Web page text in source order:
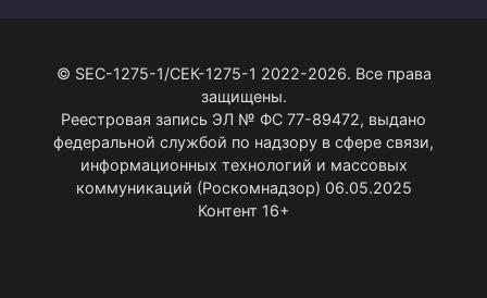
© SEC-1275-1/СЕК-1275-1 2022-2026. Все права
защищены.
Реестровая запись ЭЛ № ФС 77-89472, выдано
федеральной службой по надзору в сфере связи,
информационных технологий и массовых
коммуникаций (Роскомнадзор) 06.05.2025
Контент 16+